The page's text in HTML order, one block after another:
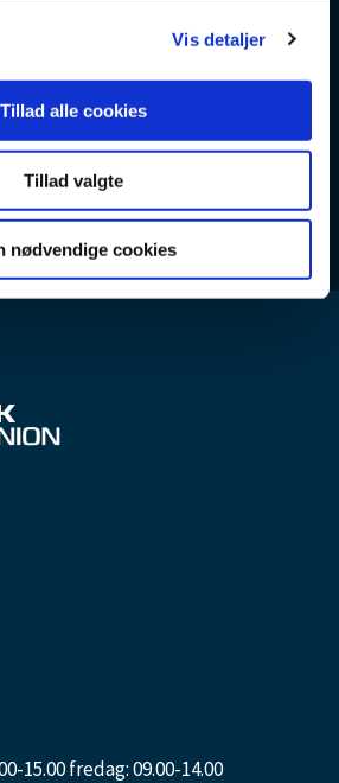
Vis detaljer
Tillad alle cookies
Tillad valgte
nødvendige cookies
15.00 fredag: 09.00-14.00